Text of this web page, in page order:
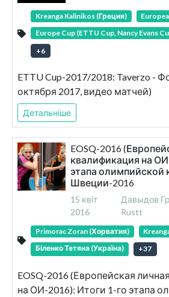
Kreanga Kalinikos (Греция)
Europe Cup (ETTU Cup, Nancy Evans
+6
ETTU Cup-2017/2018: Taverzo -
октября 2017, видео матчей)
Детальніше
EOSQ-2016
квалификация на
этапа олимпийской
Швеции-2016
15 квіт
2016
Давыдов
Rustt
Primorac Zoran (Хорватия)
Біленко Тетяна (Україна)
+37
EOSQ-2016 (Европейская
на ОИ-2016): Итоги 1-го этапа